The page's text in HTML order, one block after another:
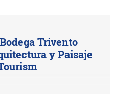
Trivento
y Paisaje